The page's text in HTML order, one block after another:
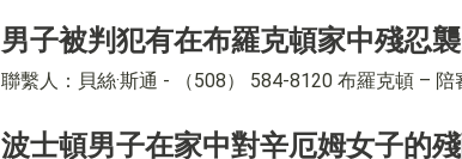
男子被判犯有在布羅克頓家中殘忍
聯繫人：貝絲·斯通 - （508） 584-8120 布羅克頓 –
波士頓男子在家中對辛厄姆女子的